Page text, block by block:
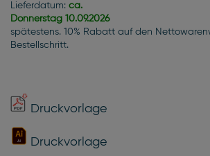
Lieferdatum: ca.
Donnerstag 10.09.2026
spätestens. 10% Rabatt auf den
Bestellschritt.
Druckvorlage
Druckvorlage